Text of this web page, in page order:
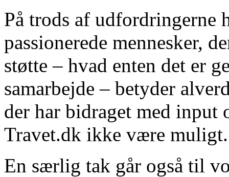
På trods af udfordringerne
passionerede mennesker,
støtte – hvad enten det er
samarbejde – betyder
der har bidraget med
Travet.dk ikke være muligt.
En særlig tak går også til